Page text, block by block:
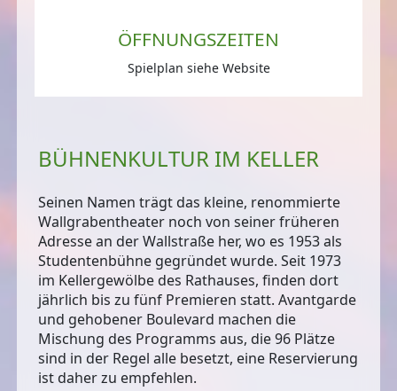
ÖFFNUNGSZEITEN
Spielplan siehe Website
BÜHNENKULTUR IM KELLER
Seinen Namen trägt das kleine, renommierte
Wallgrabentheater noch von seiner früheren
Adresse an der Wallstraße her, wo es 1953 als
Studentenbühne gegründet wurde. Seit 1973
im Kellergewölbe des Rathauses, finden dort
jährlich bis zu fünf Premieren statt. Avantgarde
und gehobener Boulevard machen die
Mischung des Programms aus, die 96 Plätze
sind in der Regel alle besetzt, eine Reservierung
ist daher zu empfehlen.